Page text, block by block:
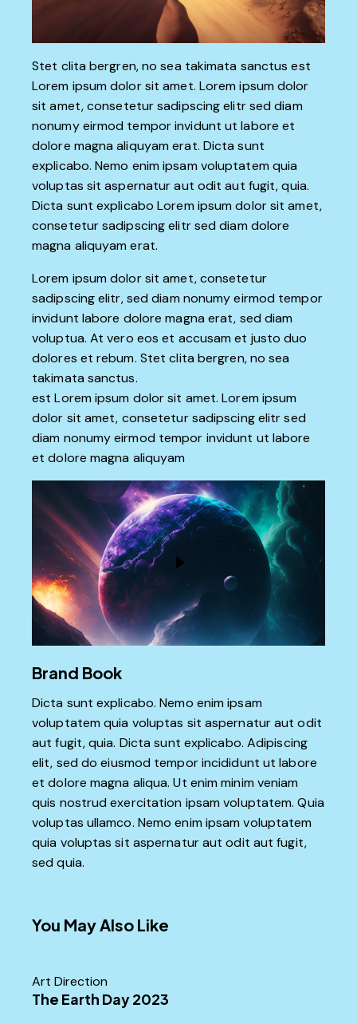
Stet clita bergren, no sea takimata sanctus est
Lorem ipsum dolor sit amet. Lorem ipsum dolor
sit amet, consetetur sadipscing elitr sed diam
nonumy eirmod tempor invidunt ut labore et
dolore magna aliquyam erat. Dicta sunt
explicabo. Nemo enim ipsam voluptatem quia
voluptas sit aspernatur aut odit aut fugit, quia.
Dicta sunt explicabo Lorem ipsum dolor sit amet,
consetetur sadipscing elitr sed diam dolore
magna aliquyam erat.
Lorem ipsum dolor sit amet, consetetur
sadipscing elitr, sed diam nonumy eirmod tempor
invidunt labore dolore magna erat, sed diam
voluptua. At vero eos et accusam et justo duo
dolores et rebum. Stet clita bergren, no sea
takimata sanctus.
est Lorem ipsum dolor sit amet. Lorem ipsum
dolor sit amet, consetetur sadipscing elitr sed
diam nonumy eirmod tempor invidunt ut labore
et dolore magna aliquyam
Brand Book
Dicta sunt explicabo. Nemo enim ipsam
voluptatem quia voluptas sit aspernatur aut odit
aut fugit, quia. Dicta sunt explicabo. Adipiscing
elit, sed do eiusmod tempor incididunt ut labore
et dolore magna aliqua. Ut enim minim veniam
quis nostrud exercitation ipsam voluptatem. Quia
voluptas ullamco. Nemo enim ipsam voluptatem
quia voluptas sit aspernatur aut odit aut fugit,
sed quia.
You May Also Like
Art Direction
The Earth Day 2023